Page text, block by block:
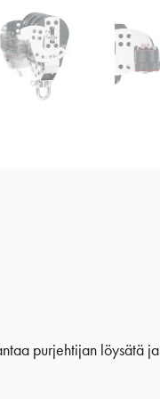
purjehtijan löysätä